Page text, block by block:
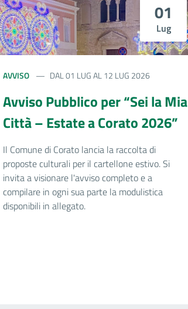
01
Lug
AVVISO DAL 01 LUG AL 12 LUG 2026
Avviso Pubblico per “Sei la Mia
Città – Estate a Corato 2026”
Il Comune di Corato lancia la raccolta di
proposte culturali per il cartellone estivo. Si
invita a visionare l'avviso completo e a
compilare in ogni sua parte la modulistica
disponibili in allegato.